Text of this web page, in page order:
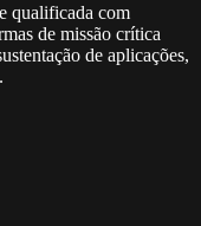
qualificada com
de missão crítica
de aplicações,